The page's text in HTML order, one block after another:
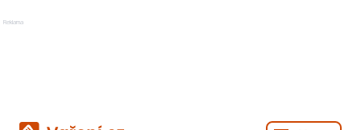
Reklama